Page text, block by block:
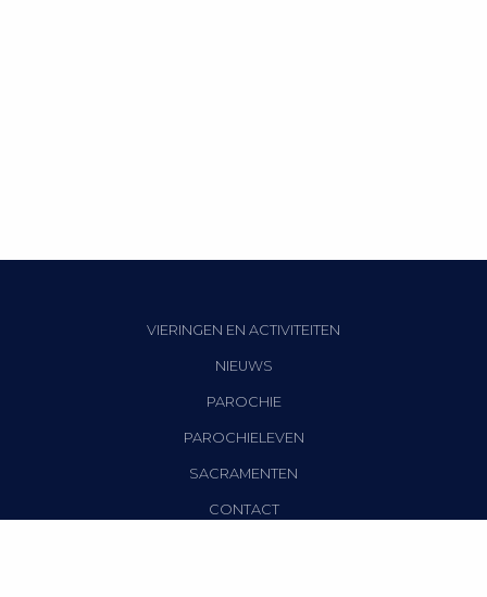
VIERINGEN EN ACTIVITEITEN
NIEUWS
PAROCHIE
PAROCHIELEVEN
SACRAMENTEN
CONTACT